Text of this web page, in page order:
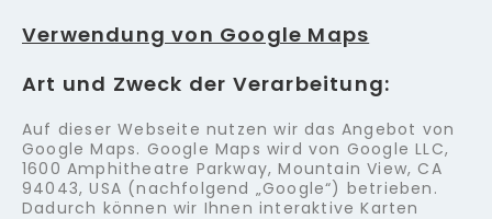
Verwendung von Google Maps
Art und Zweck der Verarbeitung:
Auf dieser Webseite nutzen wir das Angebot von
Google Maps. Google Maps wird von Google LLC,
1600 Amphitheatre Parkway, Mountain View, CA
94043, USA (nachfolgend „Google“) betrieben.
Dadurch können wir Ihnen interaktive Karten